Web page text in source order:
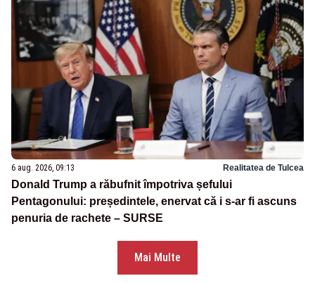
6 aug. 2026, 09:13 Realitatea de Tulcea
Donald Trump a răbufnit împotriva șefului
Pentagonului: președintele, enervat că i s-ar fi ascuns
penuria de rachete – SURSE
Mai Multe